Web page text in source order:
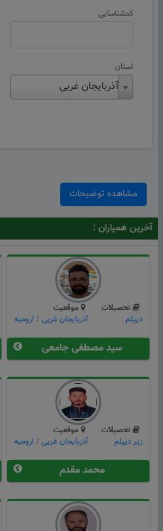
کدشناسایی
استان
آذربایجان غربی
مشاهده توضیحات
آخرین همیاران :
تحصیلات
دیپلم
موقعیت
آذربایجان غربی / ارومیه
سید مصطفی جامعی
تحصیلات
زیر دیپلم
موقعیت
آذربایجان غربی / ارومیه
محمد مقدم